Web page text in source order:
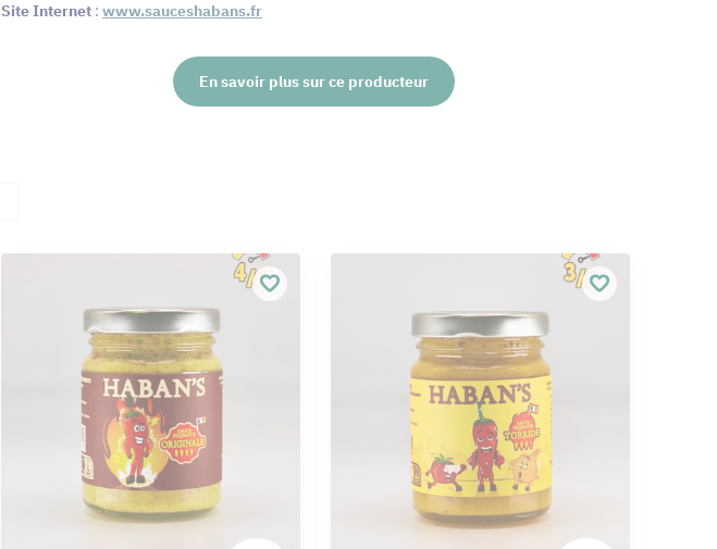
Site Internet : www.sauceshabans.fr
En savoir plus sur ce producteur